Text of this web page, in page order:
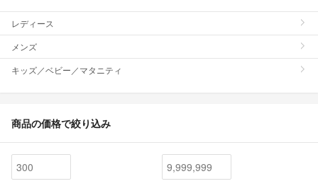
レディース
メンズ
キッズ／ベビー／マタニティ
商品の価格で絞り込み